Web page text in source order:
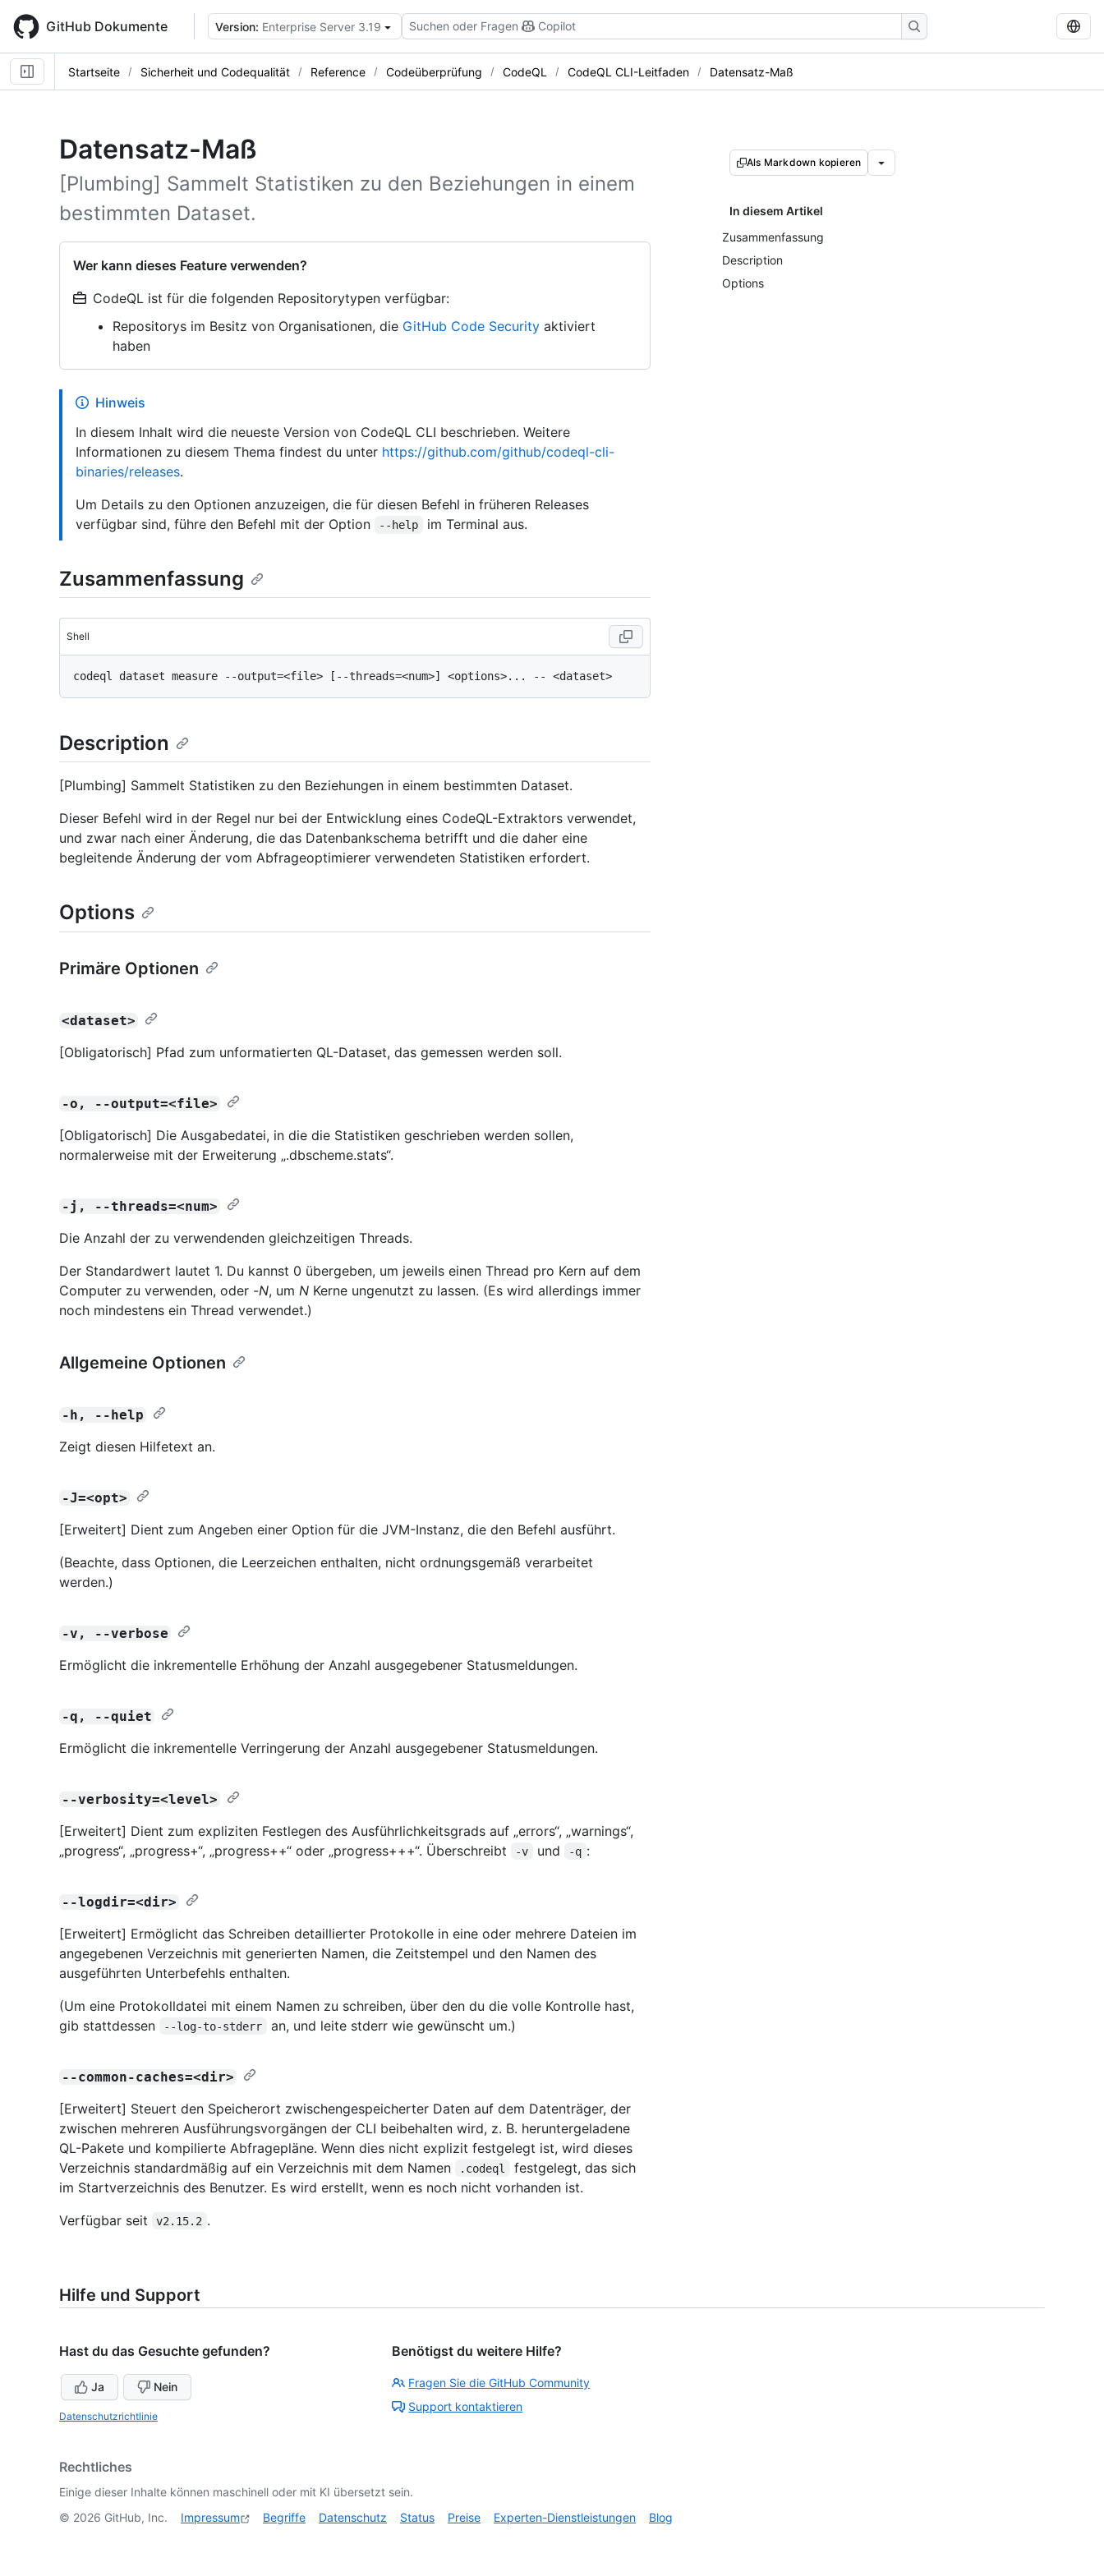
main
content
GitHub Dokumente Version: Enterprise Server 3.19 Suchen oder Fragen Copilot
Startseite Sicherheit und Codequalität Reference Codeüberprüfung CodeQL CodeQL CLI-Leitfaden Datensatz-Maß
Datensatz-Maß
[Plumbing] Sammelt Statistiken zu den Beziehungen in einem
bestimmten Dataset.
Wer kann dieses Feature verwenden?
CodeQL ist für die folgenden Repositorytypen verfügbar:
Repositorys im Besitz von Organisationen, die GitHub Code Security aktiviert
haben
Als Markdown kopieren
In diesem Artikel
Zusammenfassung
Description
Options
Hinweis
In diesem Inhalt wird die neueste Version von CodeQL CLI beschrieben. Weitere
Informationen zu diesem Thema findest du unter https://github.com/github/codeql-cli-
binaries/releases.
Um Details zu den Optionen anzuzeigen, die für diesen Befehl in früheren Releases
verfügbar sind, führe den Befehl mit der Option
--help im Terminal aus.
Zusammenfassung
Shell
Description
[Plumbing] Sammelt Statistiken zu den Beziehungen in einem bestimmten Dataset.
Dieser Befehl wird in der Regel nur bei der Entwicklung eines CodeQL-Extraktors verwendet,
und zwar nach einer Änderung, die das Datenbankschema betrifft und die daher eine
begleitende Änderung der vom Abfrageoptimierer verwendeten Statistiken erfordert.
Options
Primäre Optionen
<dataset>
[Obligatorisch] Pfad zum unformatierten QL-Dataset, das gemessen werden soll.
-o, --output=<file>
[Obligatorisch] Die Ausgabedatei, in die die Statistiken geschrieben werden sollen,
normalerweise mit der Erweiterung „.dbscheme.stats“.
-j, --threads=<num>
Die Anzahl der zu verwendenden gleichzeitigen Threads.
Der Standardwert lautet 1. Du kannst 0 übergeben, um jeweils einen Thread pro Kern auf dem
Computer zu verwenden, oder -N, um N Kerne ungenutzt zu lassen. (Es wird allerdings immer
noch mindestens ein Thread verwendet.)
Allgemeine Optionen
-h, --help
Zeigt diesen Hilfetext an.
-J=<opt>
[Erweitert] Dient zum Angeben einer Option für die JVM-Instanz, die den Befehl ausführt.
(Beachte, dass Optionen, die Leerzeichen enthalten, nicht ordnungsgemäß verarbeitet
werden.)
-v, --verbose
Ermöglicht die inkrementelle Erhöhung der Anzahl ausgegebener Statusmeldungen.
-q, --quiet
Ermöglicht die inkrementelle Verringerung der Anzahl ausgegebener Statusmeldungen.
--verbosity=<level>
[Erweitert] Dient zum expliziten Festlegen des Ausführlichkeitsgrads auf „errors“, „warnings“,
„progress“, „progress+“, „progress++“ oder „progress+++“. Überschreibt
-v und -q :
--logdir=<dir>
[Erweitert] Ermöglicht das Schreiben detaillierter Protokolle in eine oder mehrere Dateien im
angegebenen Verzeichnis mit generierten Namen, die Zeitstempel und den Namen des
ausgeführten Unterbefehls enthalten.
(Um eine Protokolldatei mit einem Namen zu schreiben, über den du die volle Kontrolle hast,
gib stattdessen
--log-to-stderr an, und leite stderr wie gewünscht um.)
--common-caches=<dir>
[Erweitert] Steuert den Speicherort zwischengespeicherter Daten auf dem Datenträger, der
zwischen mehreren Ausführungsvorgängen der CLI beibehalten wird, z. B. heruntergeladene
QL-Pakete und kompilierte Abfragepläne. Wenn dies nicht explizit festgelegt ist, wird dieses
Verzeichnis standardmäßig auf ein Verzeichnis mit dem Namen
.codeql
festgelegt, das sich
im Startverzeichnis des Benutzer. Es wird erstellt, wenn es noch nicht vorhanden ist.
Verfügbar seit
v2.15.2 .
Hilfe und Support
Hast du das Gesuchte gefunden?
Ja Nein
Datenschutzrichtlinie
Benötigst du weitere Hilfe?
Fragen Sie die GitHub Community
Support kontaktieren
Rechtliches
Einige dieser Inhalte können maschinell oder mit KI übersetzt sein.
© 2026 GitHub, Inc. Impressum Begriffe Datenschutz Status Preise Experten-Dienstleistungen Blog